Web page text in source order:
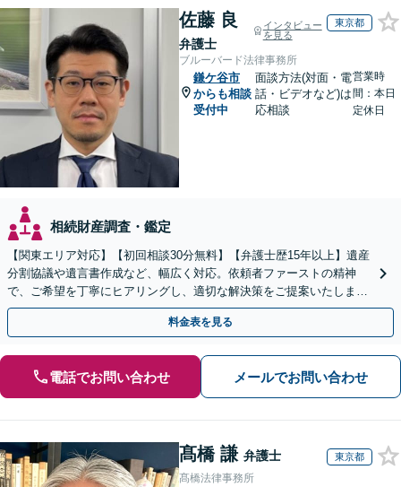
佐藤 良
弁護士
インタビュー
を見る
東京都
ブルーバード法律事務所
鎌ケ谷市
からも相談
受付中
面談方法(対面・電
話・ビデオなど)は
応相談
営業時
間：本日
定休日
相続財産調査・鑑定
【関東エリア対応】【初回相談30分無料】【弁護士歴15年以上】遺産
分割協議や遺言書作成など、幅広く対応。依頼者ファーストの精神
で、ご希望を丁寧にヒアリングし、適切な解決策をご提案いたしま
す。まずは無料相談でお悩みをお聞かせください。
料金表を見る
電話でお問い合わせ メールでお問い合わせ
髙橋 謙 弁護士 東京都
髙橋法律事務所